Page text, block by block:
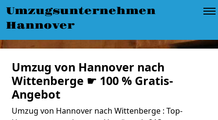
Umzugsunternehmen
Hannover
Umzug von Hannover nach
Wittenberge ☛ 100 % Gratis-
Angebot
Umzug von Hannover nach Wittenberge : Top-